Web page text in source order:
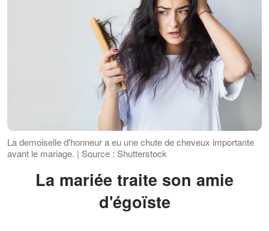
La demoiselle d'honneur a eu une chute de cheveux importante
avant le mariage. | Source : Shutterstock
La mariée traite son amie
d'égoïste